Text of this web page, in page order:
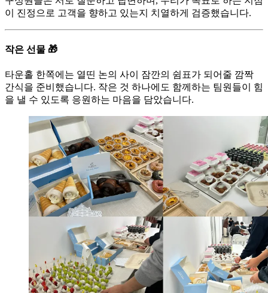
이 진정으로 고객을 향하고 있는지 치열하게 검증했습니다.
작은 선물 🎁
타운홀 한쪽에는 열띤 논의 사이 잠깐의 쉼표가 되어줄 깜짝
간식을 준비했습니다. 작은 것 하나에도 함께하는 팀원들이 힘
을 낼 수 있도록 응원하는 마음을 담았습니다.